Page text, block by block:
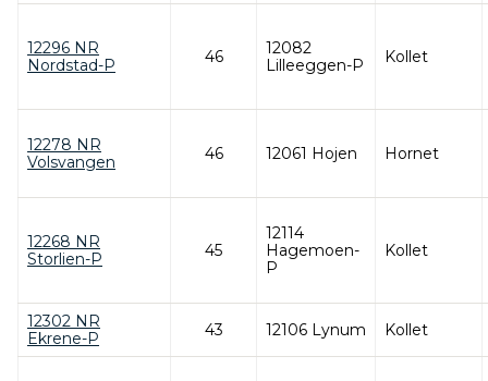
12296 NR
Nordstad-P
46
12082
Lilleeggen-P
Kollet
12278 NR
Volsvangen
46 12061 Hojen Hornet
12268 NR
Storlien-P
45
12114
Hagemoen-
P
Kollet
12302 NR
Ekrene-P
43 12106 Lynum Kollet